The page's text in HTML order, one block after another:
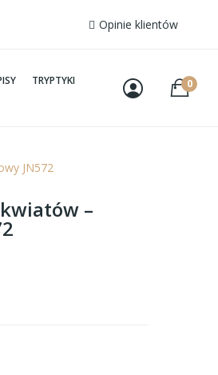
Opinie klientów
TRYPTYKI
0
JN572
–